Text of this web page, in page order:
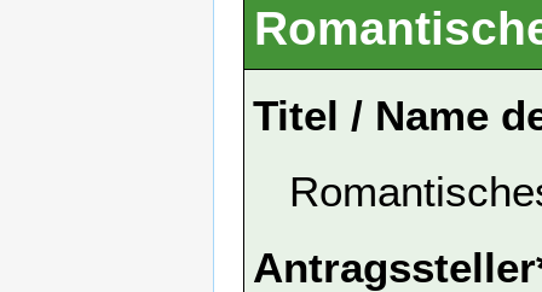
Titel / Name